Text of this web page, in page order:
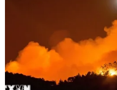
Động thái của Google diễn
lập pháp EU lo ngại việc
trên mạng có thể ảnh hưởng
phiếu bầu Nghị viện châu Âu